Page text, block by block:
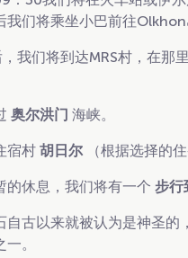
我们将乘坐小巴前往Olkhon
我们将到达MRS村，在那
奥尔洪门 海峡。
宿村 胡日尔 （根据选择的
的休息，我们将有一个 步行
自古以来就被认为是神圣的
。